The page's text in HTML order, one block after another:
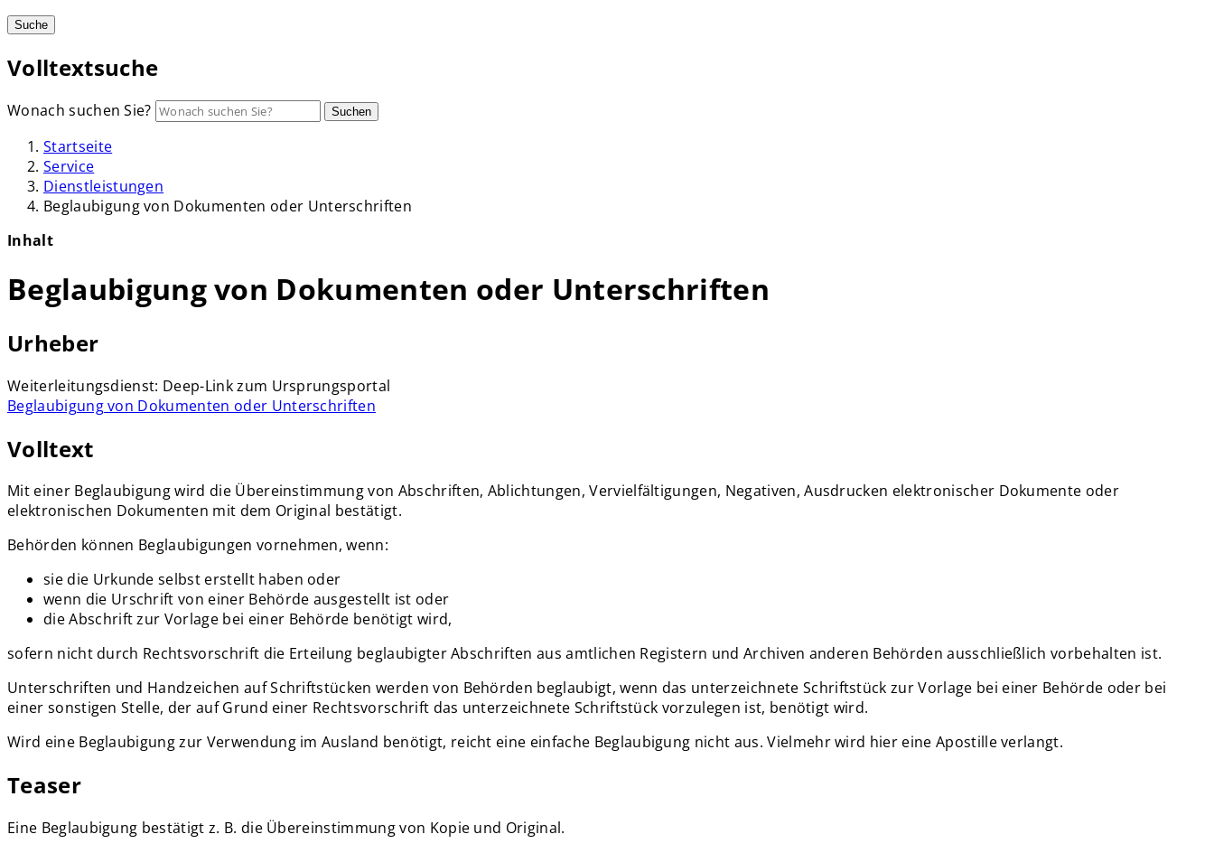
Suche
Volltextsuche
Wonach suchen Sie? Suchen
Startseite
Service
Dienstleistungen
Beglaubigung von Dokumenten oder Unterschriften
Inhalt
Beglaubigung von Dokumenten oder Unterschriften
Urheber
Weiterleitungsdienst: Deep-Link zum Ursprungsportal
Beglaubigung von Dokumenten oder Unterschriften
Volltext
Mit einer Beglaubigung wird die Übereinstimmung von Abschriften, Ablichtungen, Vervielfältigungen, Negativen, Ausdrucken elektronischer Dokumente oder
elektronischen Dokumenten mit dem Original bestätigt.
Behörden können Beglaubigungen vornehmen, wenn:
sie die Urkunde selbst erstellt haben oder
wenn die Urschrift von einer Behörde ausgestellt ist oder
die Abschrift zur Vorlage bei einer Behörde benötigt wird,
sofern nicht durch Rechtsvorschrift die Erteilung beglaubigter Abschriften aus amtlichen Registern und Archiven anderen Behörden ausschließlich vorbehalten ist.
Unterschriften und Handzeichen auf Schriftstücken werden von Behörden beglaubigt, wenn das unterzeichnete Schriftstück zur Vorlage bei einer Behörde oder bei
einer sonstigen Stelle, der auf Grund einer Rechtsvorschrift das unterzeichnete Schriftstück vorzulegen ist, benötigt wird.
Wird eine Beglaubigung zur Verwendung im Ausland benötigt, reicht eine einfache Beglaubigung nicht aus. Vielmehr wird hier eine Apostille verlangt.
Teaser
Eine Beglaubigung bestätigt z. B. die Übereinstimmung von Kopie und Original.